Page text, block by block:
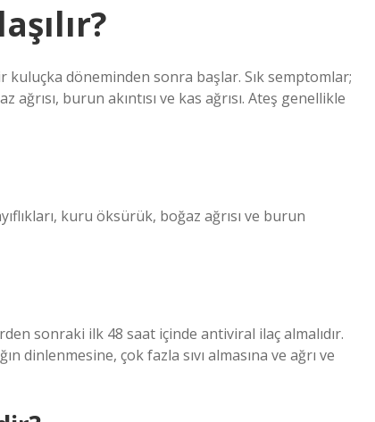
döneminden sonra başlar. Sık semptomlar;
burun akıntısı ve kas ağrısı. Ateş genellikle
kuru öksürük, boğaz ağrısı ve burun
sonraki ilk 48 saat içinde antiviral ilaç almalıdır.
dinlenmesine, çok fazla sıvı almasına ve ağrı ve